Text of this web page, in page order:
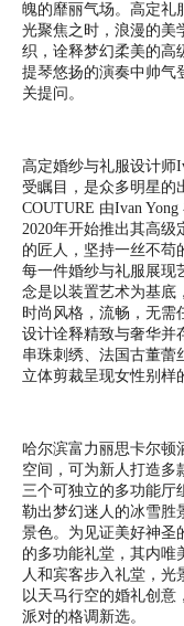
魄的靡丽气场。高定礼
光聚焦之时，浪漫的美
织，诠释梦幻柔美的高
提琴悠扬的演奏中帅气
关提问。
高定婚纱与礼服设计师
受瞩目，是众多明星的
COUTURE 由Ivan
2020年开始推出其高
的匠人，坚持一丝不苟
每一件婚纱与礼服展现
念是以装置艺术为基底
时尚风格，流畅，无需
设计诠释精致与奢华并
串珠刺绣、法国古董蕾
立体剪裁呈现女性别样
哈尔滨富力丽思卡尔顿
空间，可为新人打造多
三个可独立的多功能厅
勒出梦幻迷人的冰雪胜
景色。为见证美好神圣
的多功能礼堂，其内唯
人和宾客步入礼堂，光
以天马行空的婚礼创意
派对的格调新选。